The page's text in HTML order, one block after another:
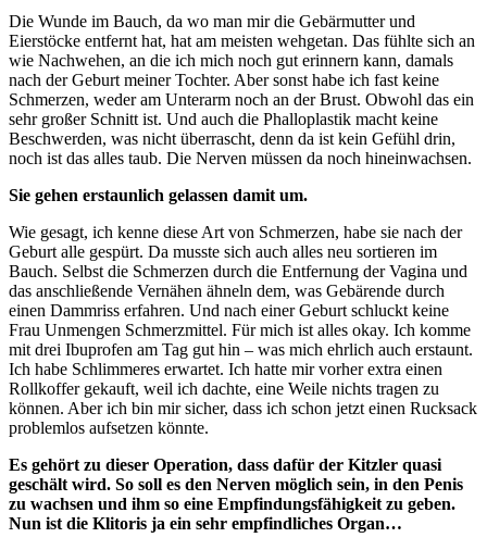
Die Wunde im Bauch, da wo man mir die Gebärmutter und
Eierstöcke entfernt hat, hat am meisten wehgetan. Das fühlte sich an
wie Nachwehen, an die ich mich noch gut erinnern kann, damals
nach der Geburt meiner Tochter. Aber sonst habe ich fast keine
Schmerzen, weder am Unterarm noch an der Brust. Obwohl das ein
sehr großer Schnitt ist. Und auch die Phalloplastik macht keine
Beschwerden, was nicht überrascht, denn da ist kein Gefühl drin,
noch ist das alles taub. Die Nerven müssen da noch hineinwachsen.
Sie gehen erstaunlich gelassen damit um.
Wie gesagt, ich kenne diese Art von Schmerzen, habe sie nach der
Geburt alle gespürt. Da musste sich auch alles neu sortieren im
Bauch. Selbst die Schmerzen durch die Entfernung der Vagina und
das anschließende Vernähen ähneln dem, was Gebärende durch
einen Dammriss erfahren. Und nach einer Geburt schluckt keine
Frau Unmengen Schmerzmittel. Für mich ist alles okay. Ich komme
mit drei Ibuprofen am Tag gut hin – was mich ehrlich auch erstaunt.
Ich habe Schlimmeres erwartet. Ich hatte mir vorher extra einen
Rollkoffer gekauft, weil ich dachte, eine Weile nichts tragen zu
können. Aber ich bin mir sicher, dass ich schon jetzt einen Rucksack
problemlos aufsetzen könnte.
Es gehört zu dieser Operation, dass dafür der Kitzler quasi
geschält wird. So soll es den Nerven möglich sein, in den Penis
zu wachsen und ihm so eine Empfindungsfähigkeit zu geben.
Nun ist die Klitoris ja ein sehr empfindliches Organ…